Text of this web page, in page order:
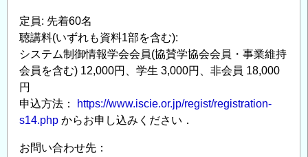
定員: 先着60名
聴講料(いずれも資料1部を含む):
システム制御情報学会会員(協賛学協会会員・事業維持
会員を含む) 12,000円、学生 3,000円、非会員 18,000
円
申込方法：
https://www.iscie.or.jp/regist/registration-
s14.php からお申し込みください．
お問い合わせ先：